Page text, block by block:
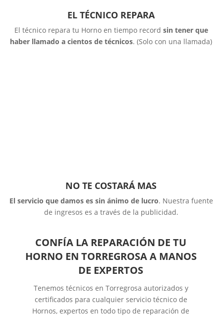
EL TÉCNICO REPARA
El técnico repara tu Horno en tiempo record sin tener que
haber llamado a cientos de técnicos. (Solo con una llamada)
NO TE COSTARÁ MAS
El servicio que damos es sin ánimo de lucro. Nuestra fuente
de ingresos es a través de la publicidad.
CONFÍA LA REPARACIÓN DE TU
HORNO EN TORREGROSA A MANOS
DE EXPERTOS
Tenemos técnicos en Torregrosa autorizados y
certificados para cualquier servicio técnico de
Hornos, expertos en todo tipo de reparación de